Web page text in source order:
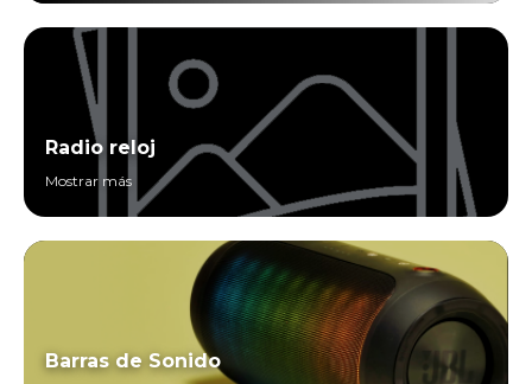
Radio reloj
Mostrar más
Barras de Sonido